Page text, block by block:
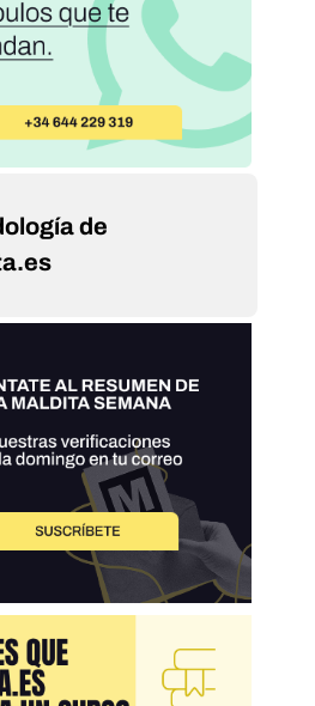
de